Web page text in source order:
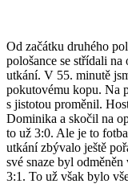
Od začátku druhého
pološance se střídali
utkání. V 55. minutě
pokutovému kopu. Na
s jistotou proměnil.
Dominika a skočil na
to už 3:0. Ale je to
utkání zbývalo ještě
své snaze byl
3:1. To už však bylo